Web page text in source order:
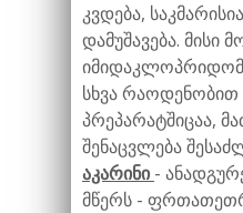
კვდება,
დამუშავება. მისი
სხვა რაოდენობით
პრეპარატშიცაა,
შენაცვლება
აკარინი -
მწერს -